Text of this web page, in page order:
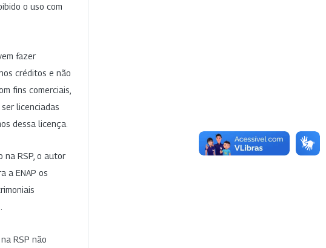
o uso com
fazer
créditos e não
fins comerciais,
licenciadas
dessa licença.
na RSP, o autor
a ENAP os
RSP não